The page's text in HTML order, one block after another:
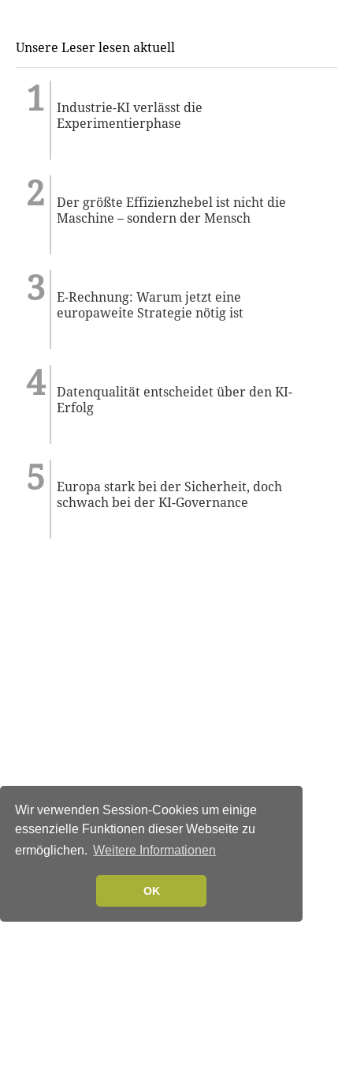
Wir verwenden Session-Cookies um einige
essenzielle Funktionen dieser Webseite zu
ermöglichen. Weitere Informationen
OK
Unsere Leser lesen aktuell
Industrie-KI verlässt die
Experimentierphase
Der größte Effizienzhebel ist nicht die
Maschine – sondern der Mensch
E-Rechnung: Warum jetzt eine
europaweite Strategie nötig ist
Datenqualität entscheidet über den KI-
Erfolg
Europa stark bei der Sicherheit, doch
schwach bei der KI-Governance